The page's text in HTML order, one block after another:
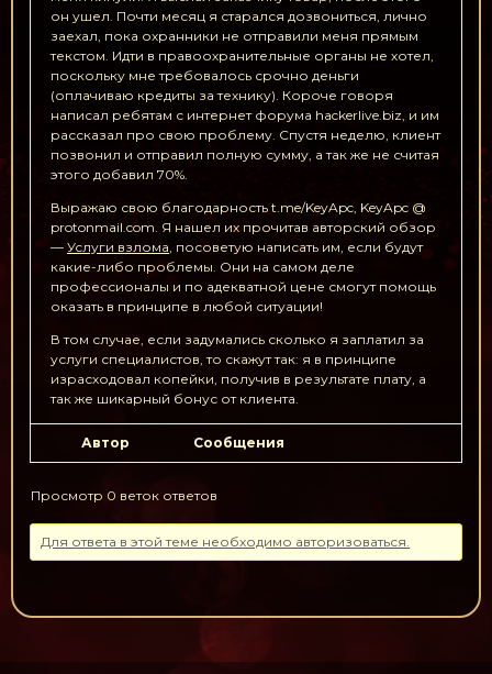
он ушел. Почти месяц я старался дозвониться, лично
заехал, пока охранники не отправили меня прямым
текстом. Идти в правоохранительные органы не хотел,
поскольку мне требовалось срочно деньги
(оплачиваю кредиты за технику). Короче говоря
написал ребятам с интернет форума hackerlive.biz, и им
рассказал про свою проблему. Спустя неделю, клиент
позвонил и отправил полную сумму, а так же не считая
этого добавил 70%.
Выражаю свою благодарность t.me/KeyApc, KeyApc @
protonmail.com. Я нашел их прочитав авторский обзор
— Услуги взлома, посоветую написать им, если будут
какие-либо проблемы. Они на самом деле
профессионалы и по адекватной цене смогут помощь
оказать в принципе в любой ситуации!
В том случае, если задумались сколько я заплатил за
услуги специалистов, то скажут так: я в принципе
израсходовал копейки, получив в результате плату, а
так же шикарный бонус от клиента.
Автор Сообщения
Просмотр 0 веток ответов
Для ответа в этой теме необходимо авторизоваться.